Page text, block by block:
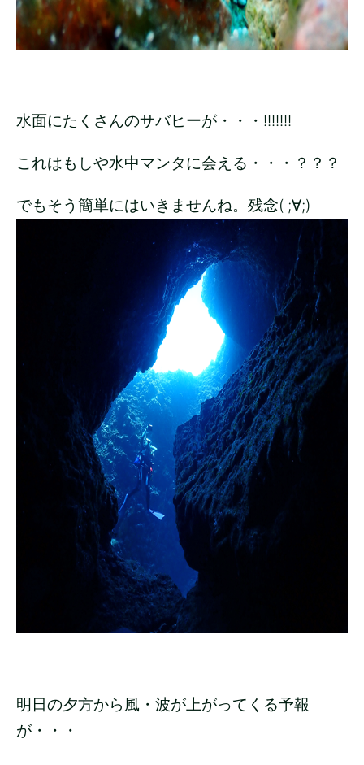
水面にたくさんのサバヒーが・・・!!!!!!!
これはもしや水中マンタに会える・・・？？？
でもそう簡単にはいきませんね。残念( ;∀;)
明日の夕方から風・波が上がってくる予報
が・・・